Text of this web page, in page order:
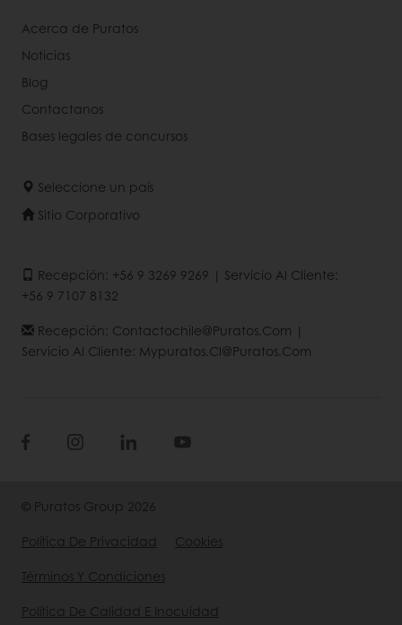
Acerca de Puratos
Noticias
Blog
Contactanos
Bases legales de concursos
Seleccione un país
Sitio Corporativo
Recepción: +56 9 3269 9269 | Servicio Al Cliente:
+56 9 7107 8132
Recepción: Contactochile@puratos.com |
Servicio Al Cliente: Mypuratos.cl@puratos.com
© Puratos Group 2026
Política De Privacidad
Cookies
Términos Y Condiciones
Política De Calidad E Inocuidad